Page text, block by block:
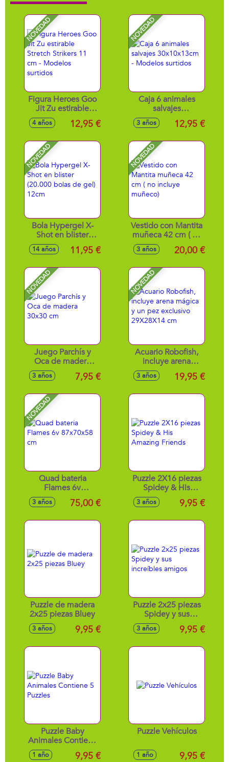
NOVEDAD
Figura Heroes Goo
Jit Zu estirable
Stretch Strikers 11
cm - Modelos
4 años 12,95 €
NOVEDAD
Caja 6 animales
salvajes
30x10x13cm -
Modelos surtidos
3 años 12,95 €
NOVEDAD
Bola Hypergel X-
Shot en blister
(20.000 bolas de
gel) 12cm
14 años 11,95 €
NOVEDAD
Vestido con Mantita
muñeca 42 cm ( no
incluye muñeco)
3 años 20,00 €
NOVEDAD
Juego Parchís y
Oca de madera
30x30 cm
3 años 7,95 €
NOVEDAD
Acuario Robofish,
incluye arena
mágica y un pez
exclusivo
3 años 19,95 €
NOVEDAD
Quad bateria
Flames 6v
87x70x58 cm
3 años 75,00 €
Puzzle 2X16 piezas
Spidey & His
Amazing Friends
3 años 9,95 €
Puzzle de madera
2x25 piezas Bluey
3 años 9,95 €
Puzzle 2x25 piezas
Spidey y sus
increíbles amigos
3 años 9,95 €
Puzzle Baby
Animales Contiene
5 Puzzles
1 año 9,95 €
Puzzle Vehículos
1 año 9,95 €